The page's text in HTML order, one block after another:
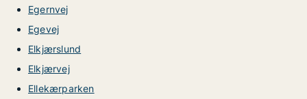
Egernvej
Egevej
Elkjærslund
Elkjærvej
Ellekærparken